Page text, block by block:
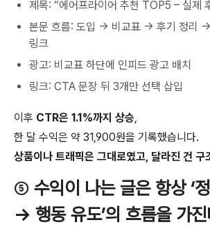
제목: “에어프라이어 추천 TOP5 – 실제
본문 흐름: 도입 → 비교표 → 후기 정리
링크
광고: 비교표 하단에 인피드 광고 배치
링크: CTA 문장 뒤 3개만 선택 삽입
이후 CTR은 1.1%까지 상승,
한 달 수익은 약 31,900원을 기록했습니다.
상품이나 트래픽은 그대로였고, 달라진 건 구
⑤ 수익이 나는 글은 항상 ‘
→ 행동 유도’의 흐름을 가